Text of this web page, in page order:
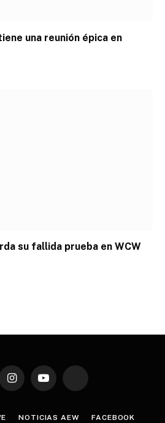
una reunión épica en
su fallida prueba en WCW
InstagramYouTube TikTok
NOTICIAS AEW FACEBOOK